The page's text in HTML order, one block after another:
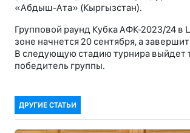
«Абдыш-Ата» (Кыргызстан).
Групповой раунд Кубка АФК-2023/24 в
зоне начнется 20 сентября, а
В следующую стадию турнира выйдет
победитель группы.
ДРУГИЕ СТАТЬИ